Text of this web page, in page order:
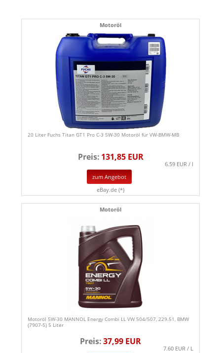
Motoröl
20 Liter Fuchs Titan GT1 Pro C-3 5W-30 Motoröl für VW-BMW-MB
Preis: 131,85 EUR
6.59 EUR / l
zum Angebot
eBay.de (*)
Motoröl
Motoröl 5W-30 MANNOL Energy Combi LL VW 504/507, 229.51, BMW
(7907-5) 5 Liter
Preis:37,99 EUR
7.60 EUR / L